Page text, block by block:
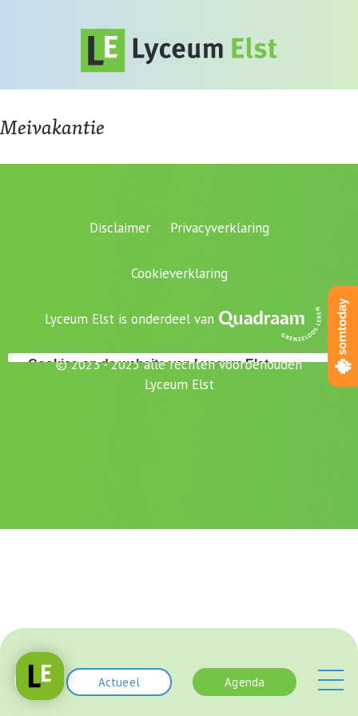
Actueel Agenda
Meivakantie
Disclaimer Privacyverklaring
Cookieverklaring
Lyceum Elst is onderdeel van
© 2023 - 2025 alle rechten voorbehouden
Lyceum Elst